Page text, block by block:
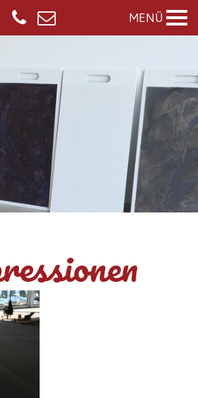
MENÜ